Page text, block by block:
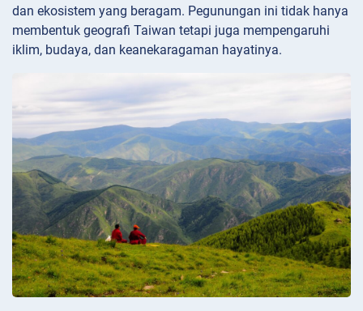
dan ekosistem yang beragam. Pegunungan ini tidak hanya
membentuk geografi Taiwan tetapi juga mempengaruhi
iklim, budaya, dan keanekaragaman hayatinya.